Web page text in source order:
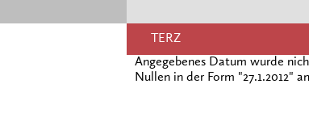
TERZ
Angegebenes Datum wurde
Nullen in der Form "27.1.2012"